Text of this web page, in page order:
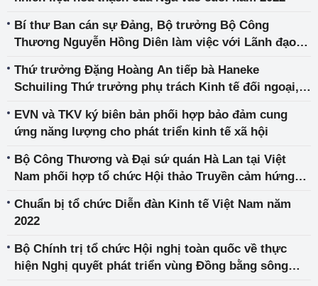
Bí thư Ban cán sự Đảng, Bộ trưởng Bộ Công
Thương Nguyễn Hồng Diên làm việc với Lãnh đạo
Thứ trưởng Đặng Hoàng An tiếp bà Haneke
Schuiling Thứ trưởng phụ trách Kinh tế đối ngoại,
EVN và TKV ký biên bản phối hợp bảo đảm cung
ứng năng lượng cho phát triển kinh tế xã hội
Bộ Công Thương và Đại sứ quán Hà Lan tại Việt
Nam phối hợp tổ chức Hội thảo Truyền cảm hứng
Chuẩn bị tổ chức Diễn đàn Kinh tế Việt Nam năm
2022
Bộ Chính trị tổ chức Hội nghị toàn quốc về thực
hiện Nghị quyết phát triển vùng Đồng bằng sông